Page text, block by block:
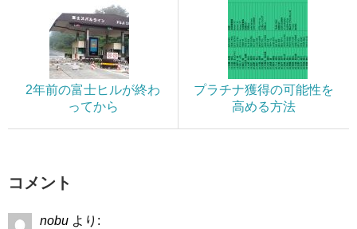
2年前の富士ヒルが終わ
ってから
プラチナ獲得の可能性を
高める方法
コメント
nobu より: